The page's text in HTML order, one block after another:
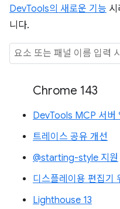
DevTools의 새로운 기능
니다.
Chrome 143
DevTools MCP 서버
트레이스 공유 개선
@starting-style 지원
디스플레이용 편집기
Lighthouse 13